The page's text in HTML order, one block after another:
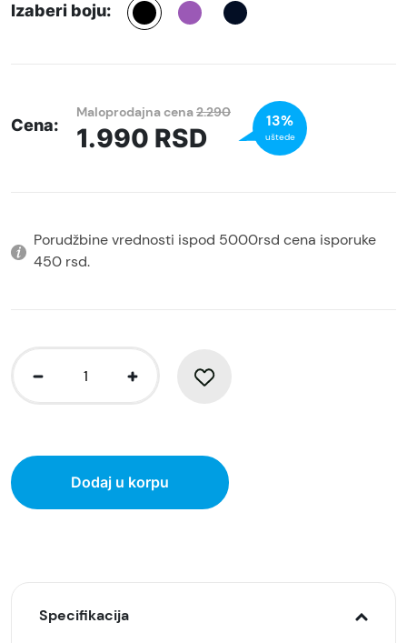
Izaberi boju:
Cena:
Maloprodajna cena2.290
1.990 RSD
13%
uštede
Porudžbine vrednosti ispod 5000rsd cena isporuke
450 rsd.
Dodaj u korpu
Specifikacija